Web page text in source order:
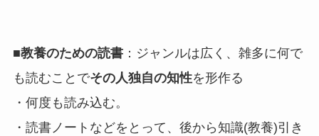
■教養のための読書：ジャンルは広く、雑多に何で
も読むことでその人独自の知性を形作る
・何度も読み込む。
・読書ノートなどをとって、後から知識(教養)引き